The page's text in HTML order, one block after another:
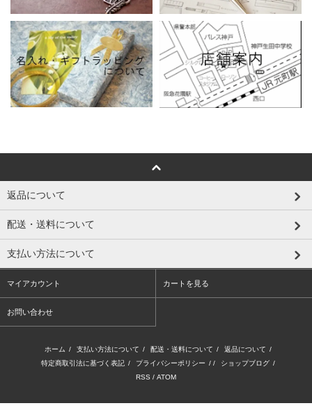
返品について
配送・送料について
支払い方法について
マイアカウント カートを見る
お問い合わせ
ホーム / 支払い方法について / 配送・送料について / 返品について /
特定商取引法に基づく表記 / プライバシーポリシー / / ショップブログ /
RSS / ATOM